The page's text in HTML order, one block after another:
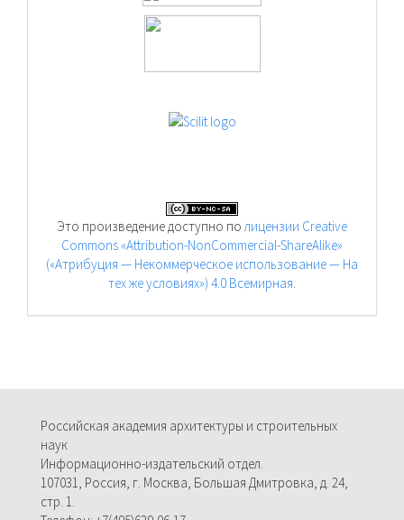
Это произведение доступно по лицензии Creative
Commons «Attribution-NonCommercial-ShareAlike»
(«Атрибуция — Некоммерческое использование — На
тех же условиях») 4.0 Всемирная
Российская академия архитектуры и строительных
наук
Информационно-издательский отдел.
107031, Россия, г. Москва, Большая Дмитровка, д. 24,
стр. 1.